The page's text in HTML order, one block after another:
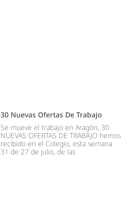
30 Nuevas Ofertas De Trabajo
Se mueve el trabajo en Aragón, 30
NUEVAS OFERTAS DE TRABAJO hemos
recibido en el Colegio, esta semana
31 de 27 de julio, de las